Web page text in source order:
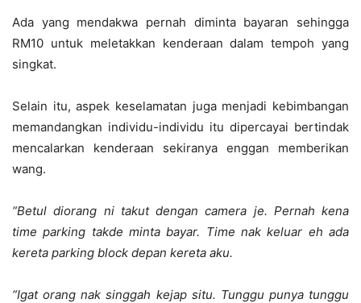
Ada yang mendakwa pernah diminta bayaran sehingga
RM10 untuk meletakkan kenderaan dalam tempoh yang
singkat.
Selain itu, aspek keselamatan juga menjadi kebimbangan
memandangkan individu-individu itu dipercayai bertindak
mencalarkan kenderaan sekiranya enggan memberikan
wang.
“Betul diorang ni takut dengan camera je. Pernah kena
time parking takde minta bayar. Time nak keluar eh ada
kereta parking block depan kereta aku.
“Igat orang nak singgah kejap situ. Tunggu punya tunggu